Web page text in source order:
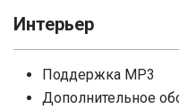
Интерьер
Поддержка MP3
Дополнительное